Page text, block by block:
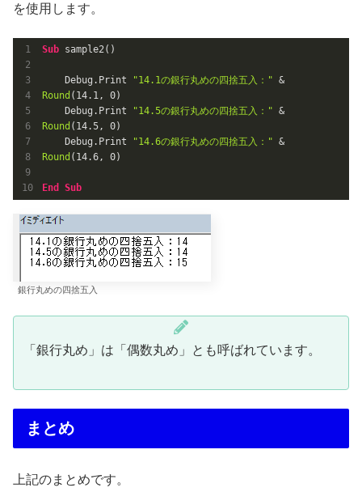
を使用します。
Sub sample2()
    Debug.Print
"14.1の銀行丸めの四捨五入："
Round ( 14.1, 0)
    Debug.Print
"14.5の銀行丸めの四捨五入："
Round ( 14.5, 0)
    Debug.Print
"14.6の銀行丸めの四捨五入："
Round ( 14.6, 0)
End Sub
銀行丸めの四捨五入
「銀行丸め」は「偶数丸め」とも呼ばれています。
まとめ
上記のまとめです。